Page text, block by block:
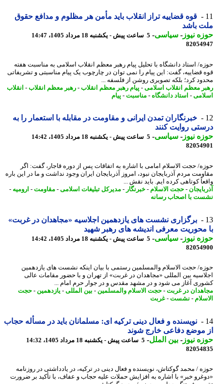
قوه قضاییه تراز انقلاب باید مأمن هر مظلوم و مدافع حقوق
باشد
نیوز-سیاسی-5 ساعت پیش - یکشنبه 18 مرداد 1405، 14:47
استاد دانشگاه با تحلیل پیام رهبر معظم انقلاب اسلامی به مناسبت هفته
قضاییه، گفت: این پیام را نمی توان در چارچوب یک پیام مناسبتی و تشریفاتی
کرد؛ بلکه تصویری روشن از فلسفه ...
معظم انقلاب اسلامی-پیام رهبر معظم انقلاب-رهبر معظم انقلاب-انقلاب
-استاد دانشگاه-مناسبت-پیام
خبرنگاران تمدن ایرانی و مقاومت در مقابله با استعمار را به
روایت کنند
نیوز-سیاسی-5 ساعت پیش - یکشنبه 18 مرداد 1405، 14:42
حجت الاسلام امامی با اشاره به اتفاقات پس از دوره قاجار، گفت: اگر
مردم آذربایجان نبود، امروز آذربایجان ایران وجود نداشت و ما در این باره
کوتاهی کرده ایم. باید نقش ...
-حجت الاسلام-خبرنگار -مدیرکل تبلیغات اسلامی-مقاومت-ارومیه -
با اصحاب رسانه
برگزاری نشست های یازدهمین اجلاسیه «مجاهدان در غربت»
محوریت معرفی اندیشه های رهبر شهید
نیوز-سیاسی-5 ساعت پیش - یکشنبه 18 مرداد 1405، 14:42
حجت الاسلام والمسلمین رستمی با بیان اینکه نشست های یازدهمین
بین المللی «مجاهدان در غربت» از تهران و با حضور مقامات عالی
آغاز می شود و در مشهد مقدس و در جوار حرم امام ...
در غربت-حجت الاسلام والمسلمین-بین المللی-یازدهمین-حجت
-نشست-غربت
نویسنده و فعال دینی ترکیه ای: مسلمانان باید در مسأله حجاب
موضع دفاعی خارج شوند
نیوز-بین الملل-5 ساعت پیش - یکشنبه 18 مرداد 1405، 14:32
/ محمد گوکتاش، نویسنده و فعال دینی در ترکیه، در یادداشتی در روزنامه
خبر» با اشاره به افزایش حملات علیه حجاب و عفاف، با تأکید بر ضرورت